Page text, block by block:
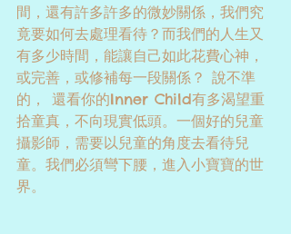
間，還有許多許多的微妙關係，我們究
竟要如何去處理看待？而我們的人生又
有多少時間，能讓自己如此花費心神，
或完善，或修補每一段關係？ 說不準
的， 還看你的Inner Child有多渴望重
拾童真，不向現實低頭。一個好的兒童
攝影師，需要以兒童的角度去看待兒
童。我們必須彎下腰，進入小寶寶的世
界。